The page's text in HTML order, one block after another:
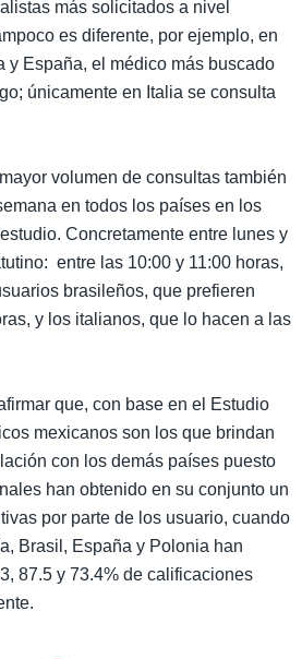
más solicitados a nivel
es diferente, por ejemplo, en
y España, el médico más buscado
únicamente en Italia se consulta
volumen de consultas también
en todos los países en los
Concretamente entre lunes y
entre las 10:00 y 11:00 horas,
brasileños, que prefieren
y los italianos, que lo hacen a las
que, con base en el Estudio
mexicanos son los que brindan
con los demás países puesto
han obtenido en su conjunto un
por parte de los usuario, cuando
Brasil, España y Polonia han
87.5 y 73.4% de calificaciones